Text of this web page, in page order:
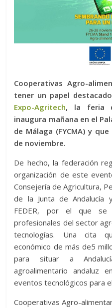
Cooperativas Agro-
tener un papel
Expo-Agritech, la feria
inaugura mañana en el
de Málaga (FYCMA) y
de noviembre.
De hecho, la federación
organización de este
Consejería de Agricultura,
de la Junta de Andalucía
FEDER, por el que se
profesionales del sector
tecnologías. Una cita
económico de más de5
para situar a
agroalimentario andaluz
eventos tecnológicos para
Cooperativas Agro-